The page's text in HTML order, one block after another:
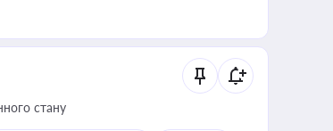
стану